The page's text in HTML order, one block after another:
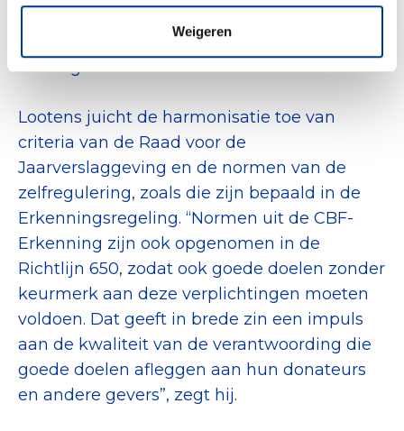
Weigeren
subsidiegevers, loterijen of
vermogensfondsen?”
Lootens juicht de harmonisatie toe van
criteria van de Raad voor de
Jaarverslaggeving en de normen van de
zelfregulering, zoals die zijn bepaald in de
Erkenningsregeling. “Normen uit de CBF-
Erkenning zijn ook opgenomen in de
Richtlijn 650, zodat ook goede doelen zonder
keurmerk aan deze verplichtingen moeten
voldoen. Dat geeft in brede zin een impuls
aan de kwaliteit van de verantwoording die
goede doelen afleggen aan hun donateurs
en andere gevers”, zegt hij.